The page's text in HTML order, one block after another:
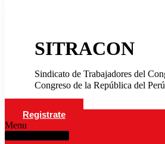
SITRACON
Sindicato de Trabajadores del
Congreso de la República del Perú
Registrate
Menu